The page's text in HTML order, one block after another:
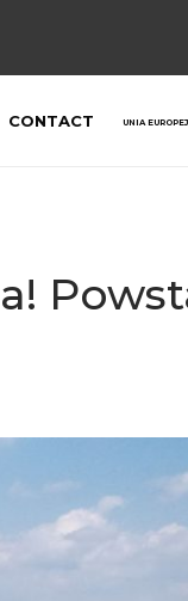
CONTACT UNIA